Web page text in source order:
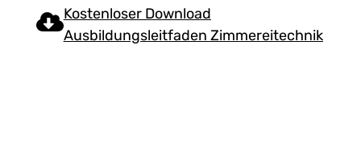
Kostenloser Download
Ausbildungsleitfaden Zimmereitechnik